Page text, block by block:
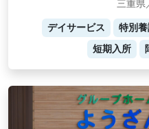
三重県
デイサービス 特別
短期入所